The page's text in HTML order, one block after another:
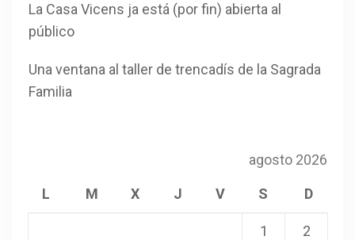
La Casa Vicens ja está (por fin) abierta al
público
Una ventana al taller de trencadís de la Sagrada
Familia
agosto 2026
L M X J V S D
1 2